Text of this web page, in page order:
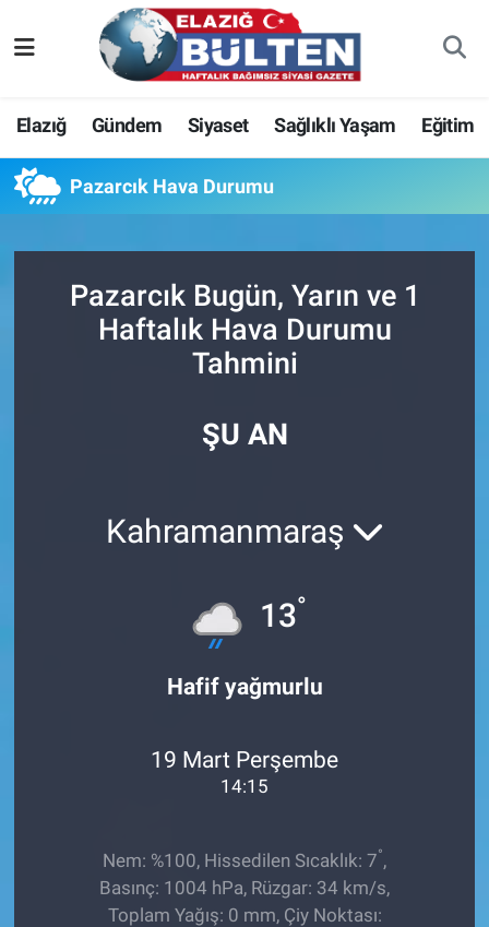
Elazığ Gündem Siyaset Sağlıklı Yaşam Eğitim
Pazarcık Hava Durumu
Pazarcık Bugün, Yarın ve 1
Haftalık Hava Durumu
Tahmini
ŞU AN
Kahramanmaraş
13°
Hafif yağmurlu
19 Mart Perşembe
14:15
Nem: %100, Hissedilen Sıcaklık: 7°,
Basınç: 1004 hPa, Rüzgar: 34 km/s,
Toplam Yağış: 0 mm, Çiy Noktası:
Asayiş
Bilim-Teknoloji
Eğitim
Ekonomi
Elazığ
Sağlıklı Yaşam
Nöbetçi Eczaneler
Hava Durumu
Namaz Vakitleri
Trafik Durumu
Süper Lig Puan Durumu ve Fikstür
Son Dakika Haberleri